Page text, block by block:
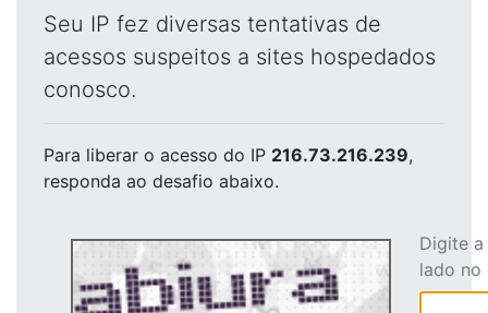
Seu IP fez diversas tentativas de
acessos suspeitos a sites hospedados
conosco.
Para liberar o acesso do IP 216.73.216.239,
responda ao desafio abaixo.
Digite
lado no